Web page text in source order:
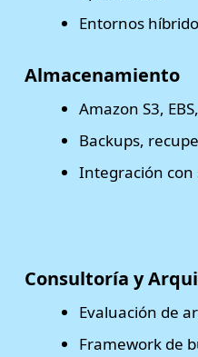
Entornos
Almacenamiento
Amazon S3,
Backups,
Integración con
Consultoría y
Evaluación de
Framework de